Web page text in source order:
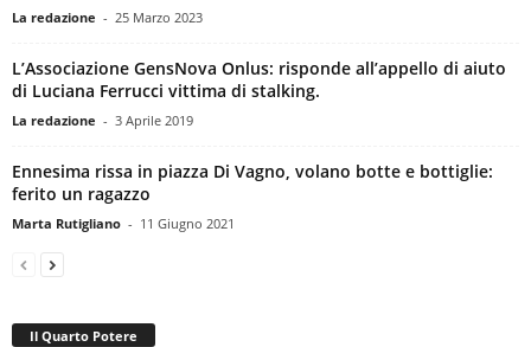
La redazione - 25 Marzo 2023
L’Associazione GensNova Onlus: risponde all’appello di aiuto
di Luciana Ferrucci vittima di stalking.
La redazione - 3 Aprile 2019
Ennesima rissa in piazza Di Vagno, volano botte e bottiglie:
ferito un ragazzo
Marta Rutigliano - 11 Giugno 2021
Il Quarto Potere